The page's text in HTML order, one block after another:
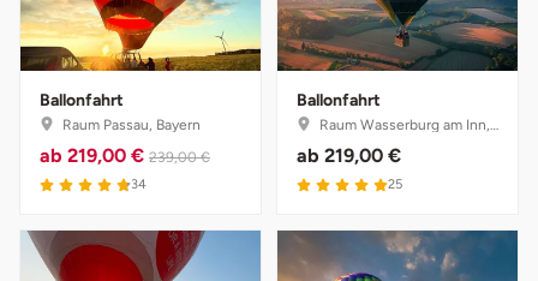
Ballonfahrt
Raum Passau, Bayern
ab 219,00 € 239,00 €
4.8 von 5
34
Ballonfahrt
Raum Wasserburg am Inn, Bayern
ab 219,00 €
5 von 5
25
sächsische Schweiz